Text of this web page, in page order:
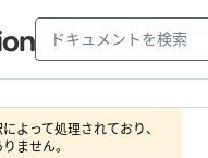
よって処理されており、
ません。